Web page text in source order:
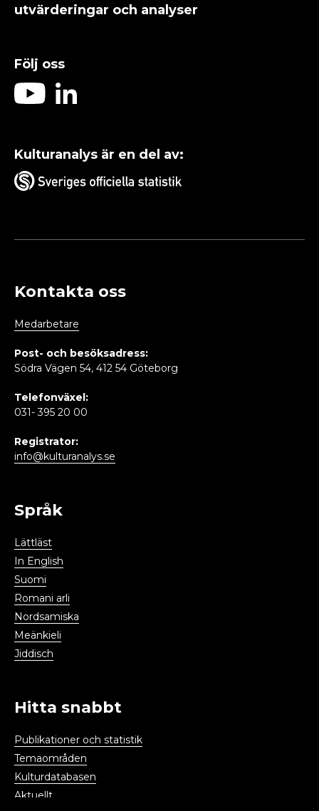
utvärderingar och analyser
Följ oss
Kulturanalys är en del av:
Kontakta oss
Medarbetare
Post- och besöksadress:
Södra Vägen 54, 412 54 Göteborg
Telefonväxel:
031- 395 20 00
Registrator:
info@kulturanalys.se
Språk
Lättläst
In English
Suomi
Romani arli
Nordsamiska
Meänkieli
Jiddisch
Hitta snabbt
Publikationer och statistik
Temaområden
Kulturdatabasen
Aktuellt